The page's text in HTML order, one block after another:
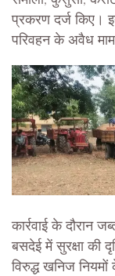
प्रकरण दर्ज किए।
परिवहन के अवैध
कार्रवाई के दौरान
बसदेई में सुरक्षा की
विरुद्ध खनिज